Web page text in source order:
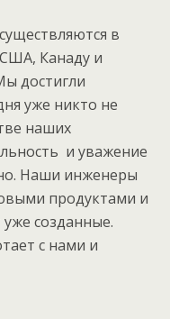
в
Канаду и
достигли
уже никто не
наших
и уважение
Наши инженеры
продуктами и
созданные.
с нами и